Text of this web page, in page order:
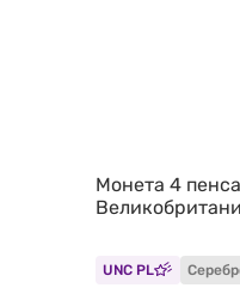
Монета 4
UNC PL